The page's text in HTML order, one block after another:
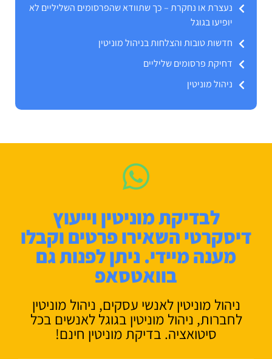
נעצרת או נחקרת – כך שתוודא שהפרסומים השליליים לא
יופיעו בגוגל
חדשות טובות והצלחות בניהול מוניטין
דחיקת פרסומים שליליים
ניהול מוניטין
לבדיקת מוניטין וייעוץ
דיסקרטי השאירו פרטים וקבלו
מענה מיידי. ניתן לפנות גם
בוואטסאפ
ניהול מוניטין לאנשי עסקים, ניהול מוניטין
לחברות, ניהול מוניטין בגוגל לאנשים בכל
סיטואציה. בדיקת מוניטין חינם!